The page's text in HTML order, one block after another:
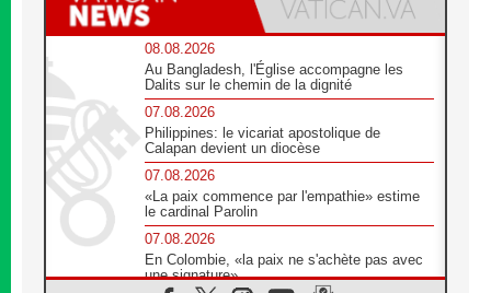
08.08.2026
Au Bangladesh, l'Église accompagne les
Dalits sur le chemin de la dignité
07.08.2026
Philippines: le vicariat apostolique de
Calapan devient un diocèse
07.08.2026
«La paix commence par l'empathie» estime
le cardinal Parolin
07.08.2026
En Colombie, «la paix ne s'achète pas avec
une signature»